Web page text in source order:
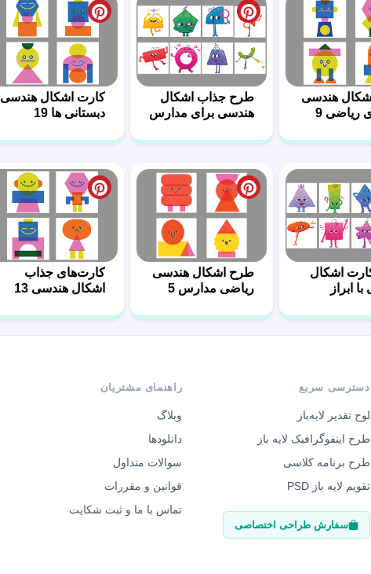
هندسی
ریاضی 9
طرح جذاب اشکال
هندسی برای مدارس
کارت اشکال هندسی
دبستانی ها 19
اشکال
ابراز
طرح اشکال هندسی
ریاضی مدارس 5
کارت‌های جذاب
اشکال هندسی 13
دسترسی سریع
لوح تقدیر لایه‌باز
طرح اینفوگرافیک لایه باز
طرح برنامه کلاسی
تقویم لایه باز PSD
سفارش طراحی اختصاصی
راهنمای مشتریان
وبلاگ
دانلودها
سوالات متداول
قوانین و مقررات
تماس با ما و ثبت شکایت